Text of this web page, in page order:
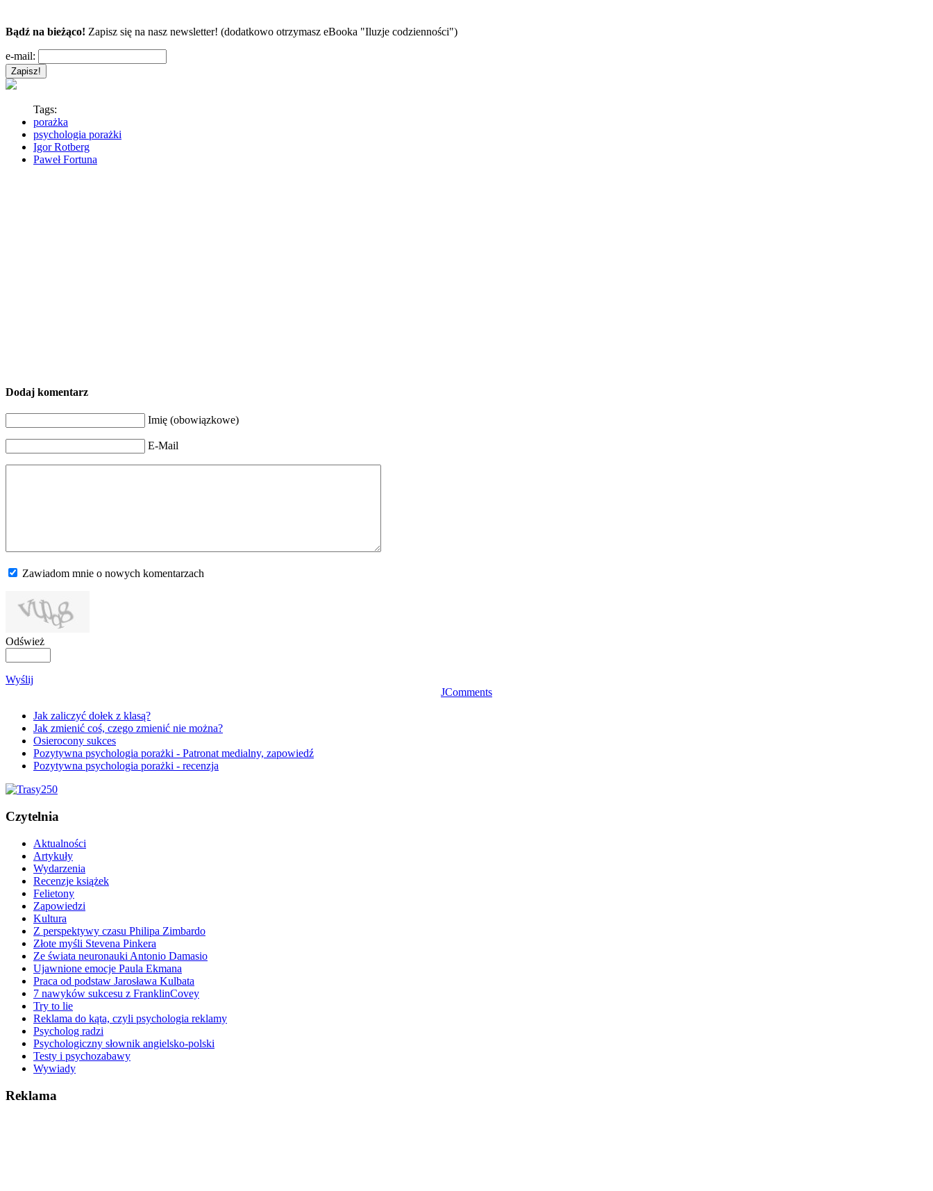
Bądź na bieżąco! Zapisz się na nasz newsletter! (dodatkowo otrzymasz eBooka "Iluzje codzienności")
e-mail:
Tags:
porażka
psychologia porażki
Igor Rotberg
Paweł Fortuna
Dodaj komentarz
Imię (obowiązkowe)
E-Mail
Zawiadom mnie o nowych komentarzach
Odśwież
Wyślij
JComments
Jak zaliczyć dołek z klasą?
Jak zmienić coś, czego zmienić nie można?
Osierocony sukces
Pozytywna psychologia porażki - Patronat medialny, zapowiedź
Pozytywna psychologia porażki - recenzja
Czytelnia
Aktualności
Artykuły
Wydarzenia
Recenzje książek
Felietony
Zapowiedzi
Kultura
Z perspektywy czasu Philipa Zimbardo
Złote myśli Stevena Pinkera
Ze świata neuronauki Antonio Damasio
Ujawnione emocje Paula Ekmana
Praca od podstaw Jarosława Kulbata
7 nawyków sukcesu z FranklinCovey
Try to lie
Reklama do kąta, czyli psychologia reklamy
Psycholog radzi
Psychologiczny słownik angielsko-polski
Testy i psychozabawy
Wywiady
Reklama